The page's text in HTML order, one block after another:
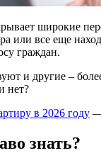
широкие
или все еще
граждан.
и другие –
нет?
в 2026 году —
знать?